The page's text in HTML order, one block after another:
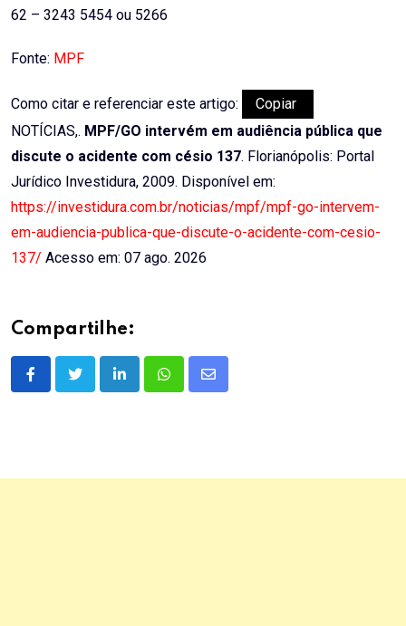
62 – 3243 5454 ou 5266
Fonte: MPF
Como citar e referenciar este artigo:
Copiar
NOTÍCIAS,. MPF/GO intervém em audiência pública que
discute o acidente com césio 137. Florianópolis: Portal
Jurídico Investidura, 2009. Disponível em:
https://investidura.com.br/noticias/mpf/mpf-go-intervem-
em-audiencia-publica-que-discute-o-acidente-com-cesio-
137/ Acesso em: 07 ago. 2026
Compartilhe:
LinkedInWhatsappShare